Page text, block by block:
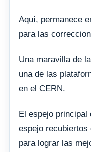
Aquí, permanece
para las
Una maravilla de
una de las
en el CERN.
El espejo
espejo recubiertos
para lograr las